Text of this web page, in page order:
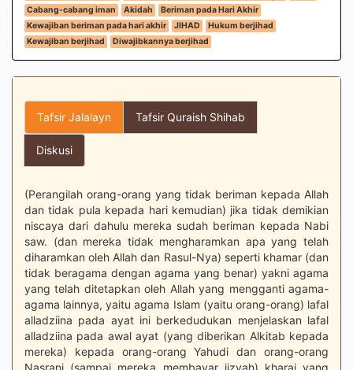
Cabang-cabang iman
Akidah
Beriman pada Hari Akhir
Kewajiban beriman pada hari akhir
JIHAD
Hukum berjihad
Kewajiban berjihad
Diwajibkannya berjihad
Tafsir Jalalayn Tafsir Quraish Shihab
Diskusi
(Perangilah orang-orang yang tidak beriman kepada Allah
dan tidak pula kepada hari kemudian) jika tidak demikian
niscaya dari dahulu mereka sudah beriman kepada Nabi
saw. (dan mereka tidak mengharamkan apa yang telah
diharamkan oleh Allah dan Rasul-Nya) seperti khamar (dan
tidak beragama dengan agama yang benar) yakni agama
yang telah ditetapkan oleh Allah yang mengganti agama-
agama lainnya, yaitu agama Islam (yaitu orang-orang) lafal
alladziina pada ayat ini berkedudukan menjelaskan lafal
alladziina pada awal ayat (yang diberikan Alkitab kepada
mereka) kepada orang-orang Yahudi dan orang-orang
Nasrani (sampai mereka membayar jizyah) kharaj yang